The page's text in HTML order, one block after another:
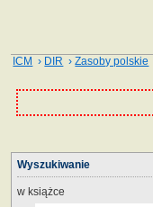
ICM › DIR ›Zasoby polskie
Wyszukiwanie
w książce